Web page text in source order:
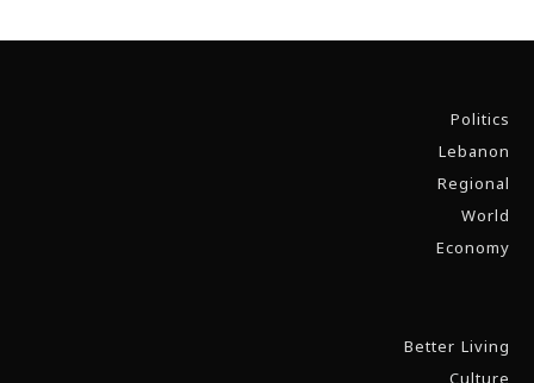
Politics
Lebanon
Regional
World
Economy
Better Living